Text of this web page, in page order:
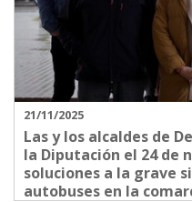
21/11/2025
Las y los alcaldes de
la Diputación el 24 de
soluciones a la grave
autobuses en la